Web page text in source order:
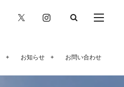
お知らせ お問い合わせ